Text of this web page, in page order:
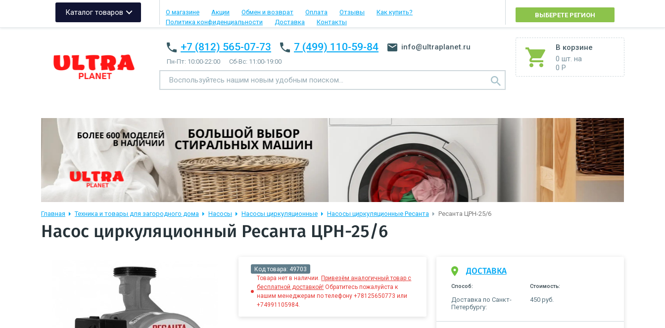
Каталог товаров О магазине Акции Обмен и возврат Оплата Отзывы
Как купить?
Политика конфиденциальности
Доставка Контакты
ВЫБЕРЕТЕ РЕГИОН
В корзине
0 шт. на
0 Р
+7 (812) 565-07-73 7 (499) 110-59-84 info@ultraplanet.ru
Пн-Пт: 10:00-22:00 Сб-Вс: 11:00-19:00
Главная Техника и товары для загородного дома Насосы Насосы циркуляционные Насосы циркуляционные Ресанта Ресанта ЦРН-25/6
Насос циркуляционный Ресанта ЦРН-25/6
Код товара: 49703
Товара нет в наличии.Привезём аналогичный товар с
бесплатной доставкой! Обратитесь пожалуйста к
нашим менеджерам по телефону +78125650773 или
+74991105984.
ДОСТАВКА
Способ: Стоимость:
Доставка по Санкт-
Петербургу:
450 руб.